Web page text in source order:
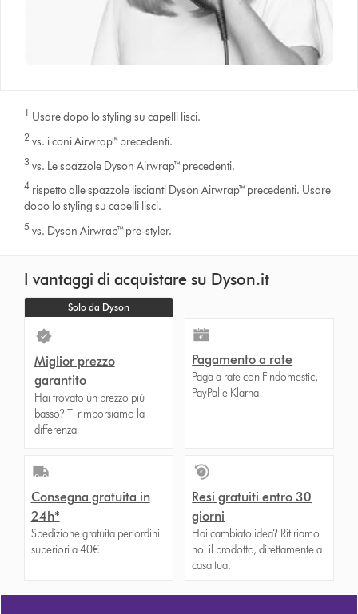
1 Usare dopo lo styling su capelli lisci.
2 vs. i coni Airwrap™ precedenti.
3 vs. Le spazzole Dyson Airwrap™ precedenti.
4 rispetto alle spazzole liscianti Dyson Airwrap™ precedenti. Usare
dopo lo styling su capelli lisci.
5 vs. Dyson Airwrap™ pre-styler.
I vantaggi di acquistare su Dyson.it
Solo da Dyson
Miglior prezzo
garantito
Hai trovato un prezzo più
basso? Ti rimborsiamo la
differenza
Pagamento a rate
Paga a rate con Findomestic,
PayPal e Klarna
Consegna gratuita in
24h*
Spedizione gratuita per ordini
superiori a 40€
Resi gratuiti entro 30
giorni
Hai cambiato idea? Ritiriamo
noi il prodotto, direttamente a
casa tua.